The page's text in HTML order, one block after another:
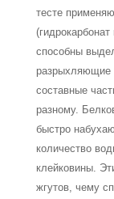
тесте
способны
разрыхляющие
составные
разному.
быстро
количество
клейковины.
жгутов, чему